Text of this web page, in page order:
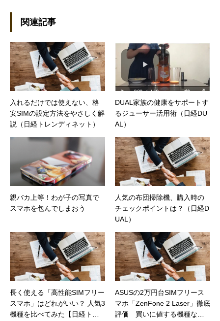
関連記事
入れるだけでは使えない、格
安SIMの設定方法をやさしく解
説（日経トレンディネット）
DUAL家族の健康をサポートす
るジューサー活用術（日経DU
AL）
親バカ上等！わが子の写真で
スマホを包んでしまおう
人気の布団掃除機、購入時の
チェックポイントは？（日経D
UAL）
長く使える「高性能SIMフリー
スマホ」はどれがいい？ 人気3
機種を比べてみた【日経トレ
ASUSの2万円台SIMフリース
マホ「ZenFone 2 Laser」徹底
評価 買いに値する機種なの